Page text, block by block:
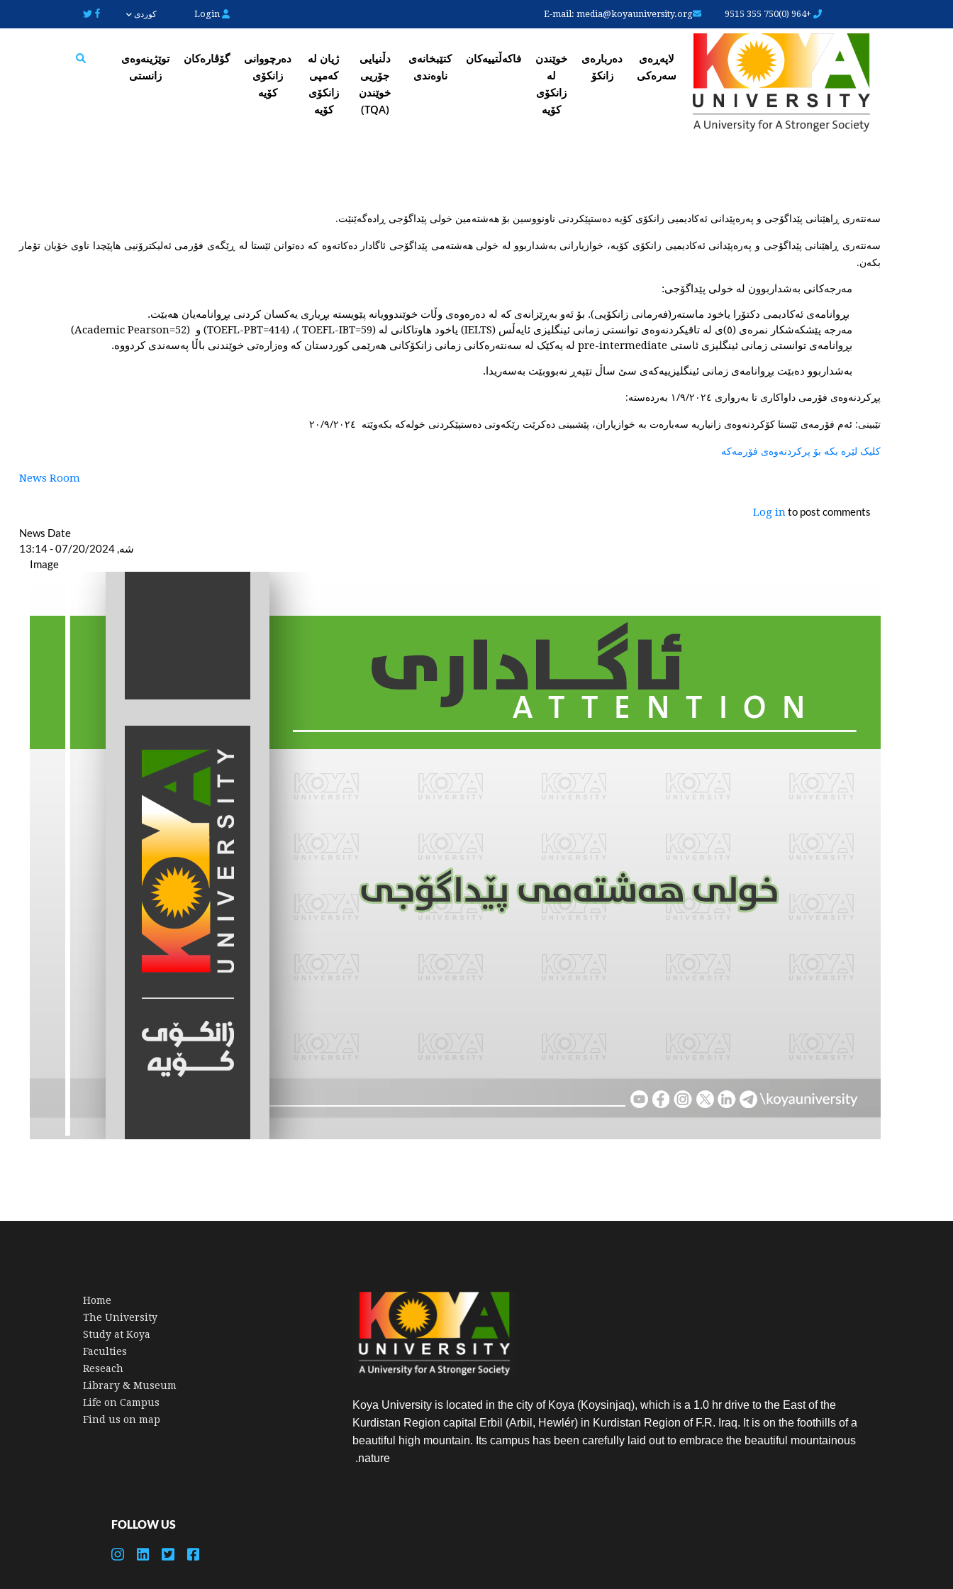
content
+964 (0)750 355 9515
E-mail: media@koyauniversity.org کوردی
لاپەڕەی سەرەکی
لاپەڕەی
سەرەکی
دەربارەی
زانکۆ
خوێندن
لە
زانکۆی
کۆیە
فاکەڵتییەکان
کتێبخانەی
ناوەندی
دڵنیایی
جۆریی
خوێندن
(TQA)
ژیان لە
کەمپی
زانکۆی
کۆیە
دەرچووانی
زانکۆی
کۆیە
گۆڤارەکان
توێژینەوەی
زانستی
سەنتەری ڕاهێنانی پێداگۆجی و پەرەپێدانی ئەکادیمیی زانکۆی کۆیە دەستپێکردنی ناونووسین بۆ هەشتەمین خولی پێداگۆجی ڕادەگەێنێت.
سەنتەری ڕاهێنانی پێداگۆجی و پەرەپێدانی ئەکادیمیی زانکۆی کۆیە، خوازیارانی بەشداربوو لە خولی هەشتەمی پێداگۆجی ئاگادار دەکاتەوە کە دەتوانن ئێستا لە ڕێگەی فۆرمی ئەلیکترۆنیی هاپێچدا ناوی خۆیان تۆمار
بکەن.
مەرجەکانی بەشداربوون لە خولی پێداگۆجی:
بڕوانامەی ئەکادیمی دکتۆرا یاخود ماستەر(فەرمانی زانكۆیی). بۆ ئەو بەڕێزانەی کە لە دەرەوەی وڵات خوێندوویانە پێویستە بڕیاری یەکسان کردنی بڕوانامەیان هەبێت.
مەرجە پێشکەشکار نمرەی (٥)ی لە تاقیکردنەوەی توانستی زمانی ئینگلیزی ئایەڵس (IELTS) یاخود هاوتاکانی لە (TOEFL-IBT=59 )، (TOEFL-PBT=414) و (Academic Pearson=52)
بڕوانامەی توانستی زمانی ئینگلیزی ئاستی pre-intermediate لە یەکێک لە سەنتەرەکانی زمانی زانکۆکانی هەرێمی کوردستان کە وەزارەتی خوێندنی باڵا پەسەندی کردووە.
بەشداربوو دەبێت بڕوانامەی زمانی ئینگلیزییەکەی سێ ساڵ تێپەڕ نەبووبێت بەسەریدا.
پڕکردنەوەی فۆرمی داواکاری تا بەرواری ١/٩/٢٠٢٤ بەردەستە:
تێبینی: ئەم فۆرمەی ئێستا کۆکردنەوەی زانیاریە سەبارەت بە خوازیاران، پێشبینی دەکرێت رێکەوتی دەستپێکردنی خولەکە بکەوێتە ٢٠/٩/٢٠٢٤
کلیک لێرە بکە بۆ پرکردنەوەی فۆرمەکە
News Room
Log into post comments
News Date
شە, 07/20/2024 - 13:14
Image
Koya University is located in the city of Koya (Koysinjaq), which is a 1.0 hr drive to the East of the
Kurdistan Region capital Erbil (Arbil, Hewlér) in Kurdistan Region of F.R. Iraq. It is on the foothills of a
beautiful high mountain. Its campus has been carefully laid out to embrace the beautiful mountainous
nature.
Home
The University
Study at Koya
Faculties
Reseach
Library & Museum
Life on Campus
Find us on map
FOLLOW US